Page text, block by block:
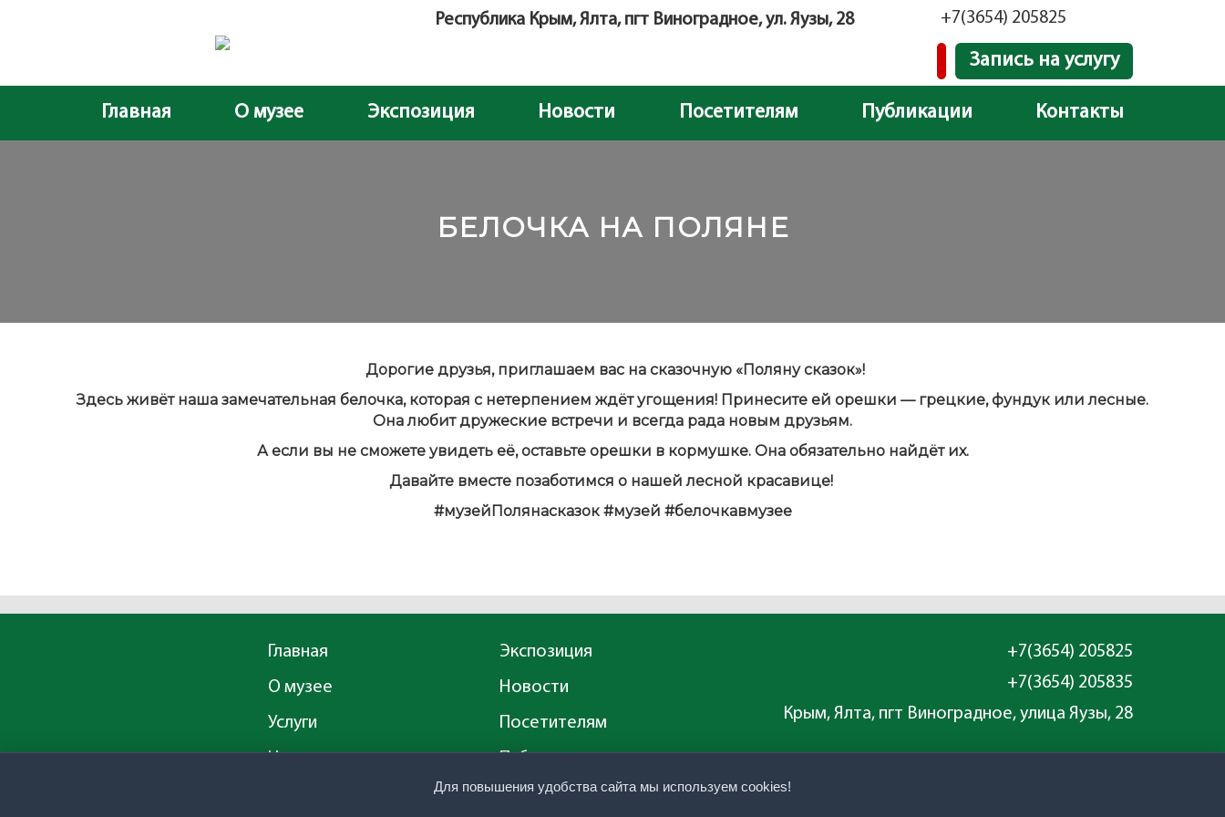
Республика Крым, Ялта, пгт Виноградное, ул. Яузы, 28 +7(3654) 205825
Запись на услугу
Главная О музее Экспозиция Новости Посетителям Публикации Контакты
БЕЛОЧКА НА ПОЛЯНЕ
Дорогие друзья, приглашаем вас на сказочную «Поляну сказок»!
Здесь живёт наша замечательная белочка, которая с нетерпением ждёт угощения! Принесите ей орешки — грецкие, фундук или лесные.
Она любит дружеские встречи и всегда рада новым друзьям.
А если вы не сможете увидеть её, оставьте орешки в кормушке. Она обязательно найдёт их.
Давайте вместе позаботимся о нашей лесной красавице!
#музейПолянасказок #музей #белочкавмузее
Главная
О музее
Услуги
Экспозиция
Новости
Посетителям
Контакты
+7(3654) 205825
+7(3654) 205835
Крым, Ялта, пгт Виноградное, улица Яузы, 28
Для повышения удобства сайта мы используем cookies!